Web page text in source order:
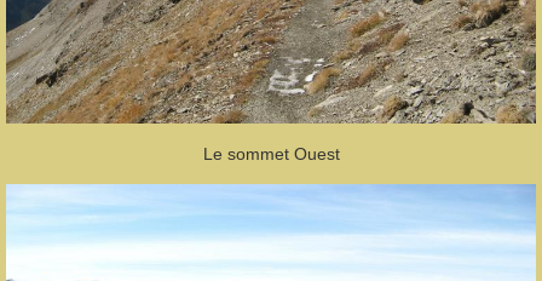
Le sommet Ouest